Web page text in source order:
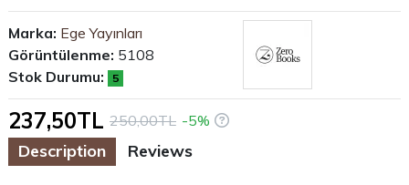
Description Reviews
Marka: Ege Yayınları
Görüntülenme: 5108
Stok Durumu:
5
237,50TL 250,00TL -5%